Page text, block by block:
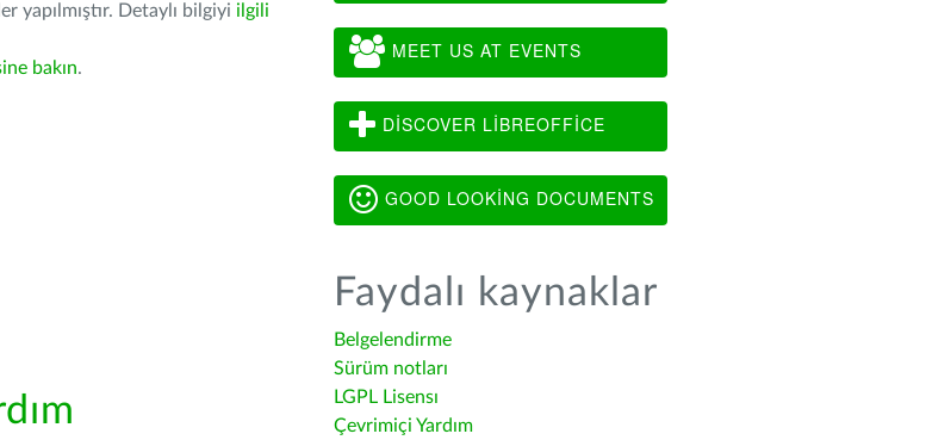
yapılmıştır. Detaylı bilgiyi ilgili
bakın.
MEET US AT EVENTS
DISCOVER LIBREOFFICE
GOOD LOOKING DOCUMENTS
Faydalı kaynaklar
Belgelendirme
Sürüm notları
LGPL Lisensı
Çevrimiçi Yardım